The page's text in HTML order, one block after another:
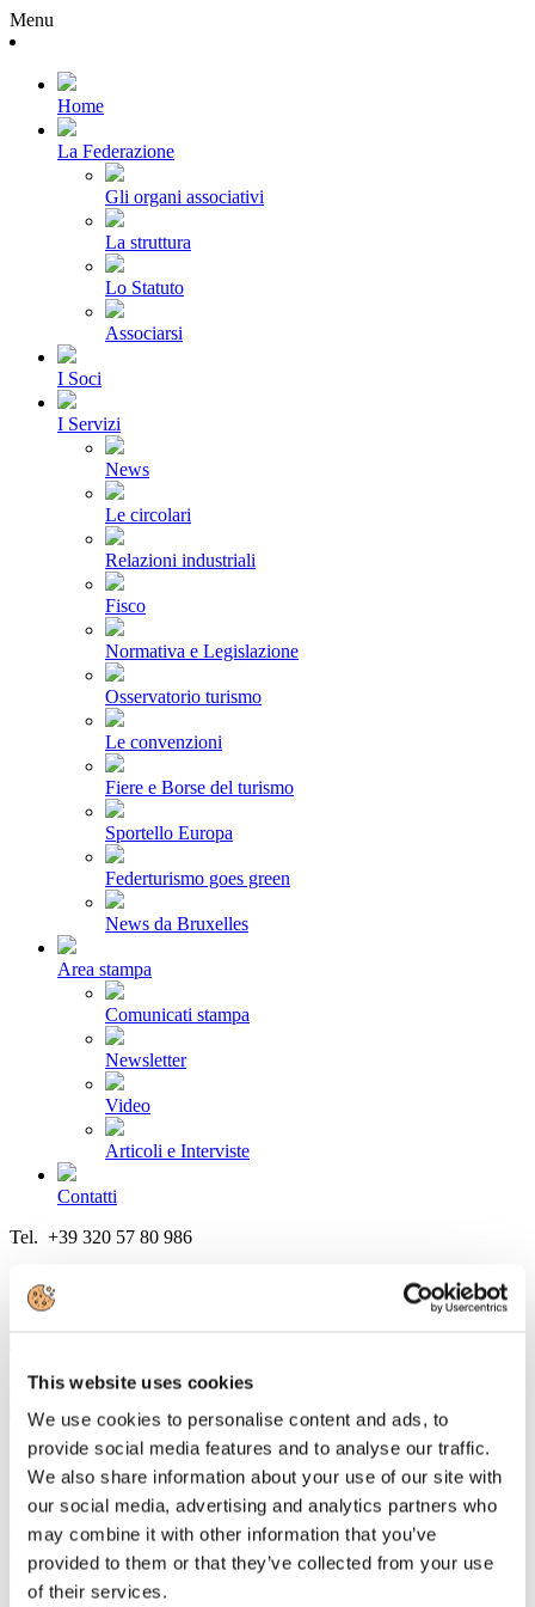
This website uses cookies
We use cookies to personalise content and ads, to
provide social media features and to analyse our traffic.
We also share information about your use of our site with
our social media, advertising and analytics partners who
may combine it with other information that you’ve
provided to them or that they’ve collected from your use
of their services.
Menu
Home
La Federazione
Gli organi associativi
La struttura
Lo Statuto
Associarsi
I Soci
I Servizi
News
Le circolari
Relazioni industriali
Fisco
Normativa e Legislazione
Osservatorio turismo
Le convenzioni
Fiere e Borse del turismo
Sportello Europa
Federturismo goes green
News da Bruxelles
Area stampa
Comunicati stampa
Newsletter
Video
Articoli e Interviste
Contatti
Tel. +39 320 57 80 986
Come aderire
Login
Cerca...
Community Touring: il 65% partirà per
Natale
Dettagli